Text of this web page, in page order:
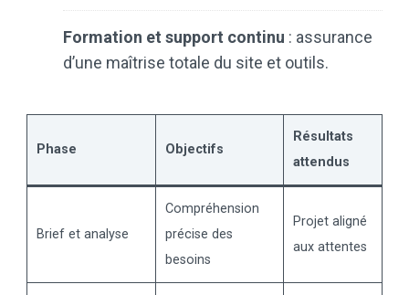
Formation et support continu : assurance
d’une maîtrise totale du site et outils.
Phase Objectifs
Résultats
attendus
Brief et analyse
Compréhension
précise des
besoins
Projet aligné
aux attentes